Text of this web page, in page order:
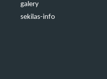
galery
sekilas-info